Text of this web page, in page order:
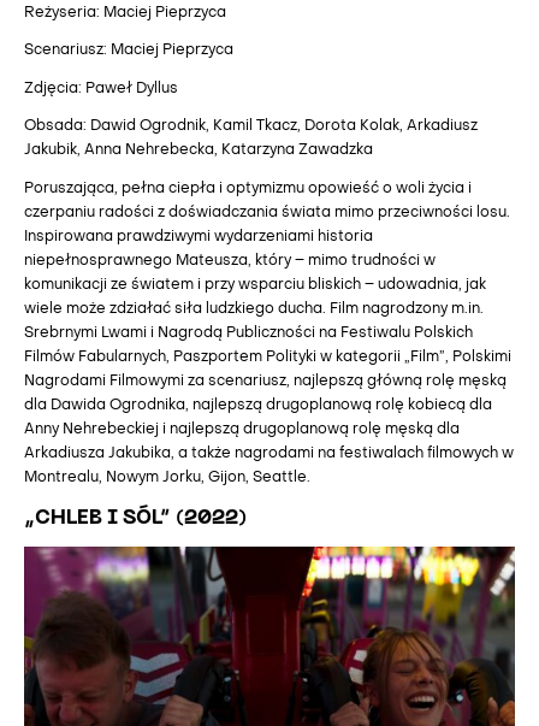
Reżyseria: Maciej Pieprzyca
Scenariusz: Maciej Pieprzyca
Zdjęcia: Paweł Dyllus
Obsada: Dawid Ogrodnik, Kamil Tkacz, Dorota Kolak, Arkadiusz
Jakubik, Anna Nehrebecka, Katarzyna Zawadzka
Poruszająca, pełna ciepła i optymizmu opowieść o woli życia i
czerpaniu radości z doświadczania świata mimo przeciwności losu.
Inspirowana prawdziwymi wydarzeniami historia
niepełnosprawnego Mateusza, który – mimo trudności w
komunikacji ze światem i przy wsparciu bliskich – udowadnia, jak
wiele może zdziałać siła ludzkiego ducha. Film nagrodzony m.in.
Srebrnymi Lwami i Nagrodą Publiczności na Festiwalu Polskich
Filmów Fabularnych, Paszportem Polityki w kategorii „Film”, Polskimi
Nagrodami Filmowymi za scenariusz, najlepszą główną rolę męską
dla Dawida Ogrodnika, najlepszą drugoplanową rolę kobiecą dla
Anny Nehrebeckiej i najlepszą drugoplanową rolę męską dla
Arkadiusza Jakubika, a także nagrodami na festiwalach filmowych w
Montrealu, Nowym Jorku, Gijon, Seattle.
„CHLEB I SÓL” (2022)